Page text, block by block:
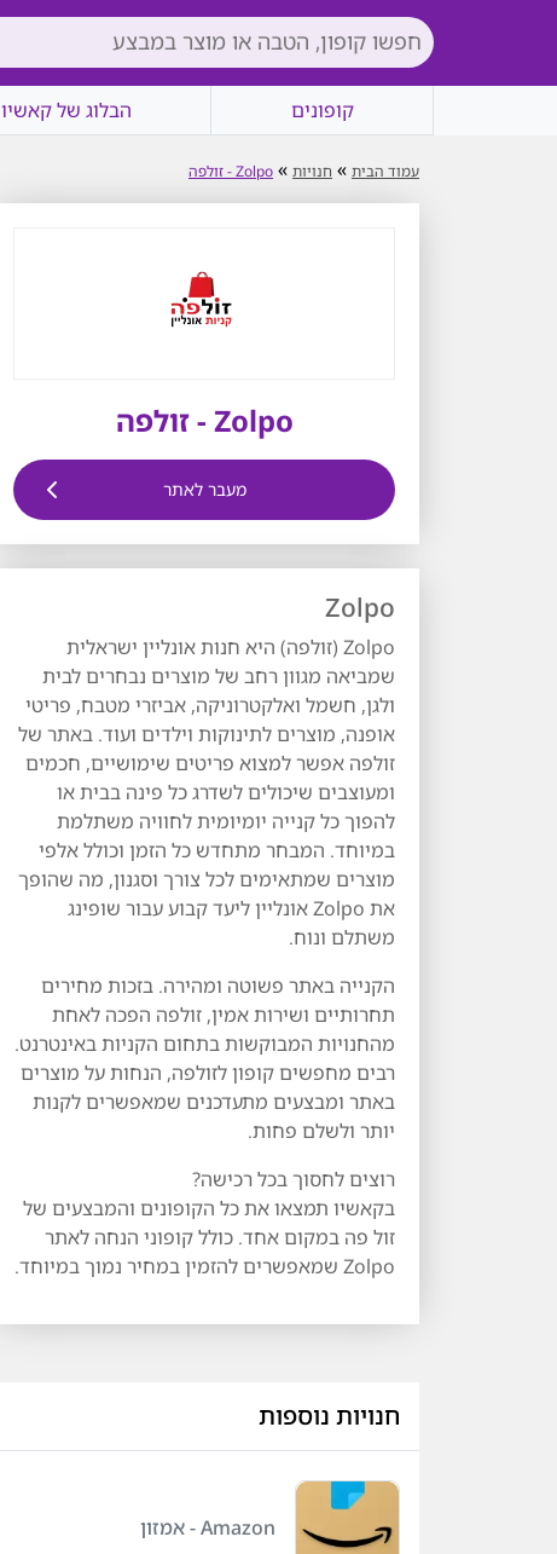
קופונים הבלוג של קאשיו
עמוד הבית » חנויות » Zolpo - זולפה
Zolpo - זולפה
מעבר לאתר
Zolpo
Zolpo (זולפה) היא חנות אונליין ישראלית
שמביאה מגוון רחב של מוצרים נבחרים לבית
ולגן, חשמל ואלקטרוניקה, אביזרי מטבח, פריטי
אופנה, מוצרים לתינוקות וילדים ועוד. באתר של
זולפה אפשר למצוא פריטים שימושיים, חכמים
ומעוצבים שיכולים לשדרג כל פינה בבית או
להפוך כל קנייה יומיומית לחוויה משתלמת
במיוחד. המבחר מתחדש כל הזמן וכולל אלפי
מוצרים שמתאימים לכל צורך וסגנון, מה שהופך
את Zolpo אונליין ליעד קבוע עבור שופינג
משתלם ונוח.
הקנייה באתר פשוטה ומהירה. בזכות מחירים
תחרותיים ושירות אמין, זולפה הפכה לאחת
מהחנויות המבוקשות בתחום הקניות באינטרנט.
רבים מחפשים קופון לזולפה, הנחות על מוצרים
באתר ומבצעים מתעדכנים שמאפשרים לקנות
יותר ולשלם פחות.
רוצים לחסוך בכל רכישה?
בקאשיו תמצאו את כל הקופונים והמבצעים של
זול פה במקום אחד. כולל קופוני הנחה לאתר
Zolpo שמאפשרים להזמין במחיר נמוך במיוחד.
חנויות נוספות
Amazon - אמזון